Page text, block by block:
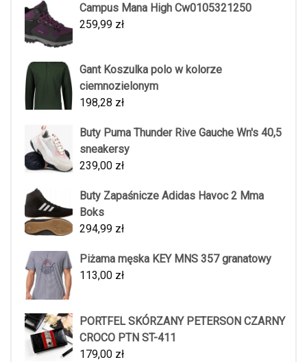
Campus Mana High Cw0105321250
259,99 zł
Gant Koszulka polo w kolorze
ciemnozielonym
198,28 zł
Buty Puma Thunder Rive Gauche Wn's 40,5
sneakersy
239,00 zł
Buty Zapaśnicze Adidas Havoc 2 Mma
Boks
294,99 zł
Piżama męska KEY MNS 357 granatowy
113,00 zł
PORTFEL SKÓRZANY PETERSON CZARNY
CROCO PTN ST-411
179,00 zł